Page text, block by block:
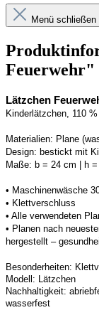
Menü schließen
Feuerwehr"
Lätzchen
Kinderlätzchen, 110
Materialien: Plane
Design: bestickt mit
Maße: b = 24 cm | h
• Maschinenwäsche
• Klettverschluss
• Alle verwendeten
• Planen nach
hergestellt –
Besonderheiten:
Modell: Lätzchen
Nachhaltigkeit:
wasserfest